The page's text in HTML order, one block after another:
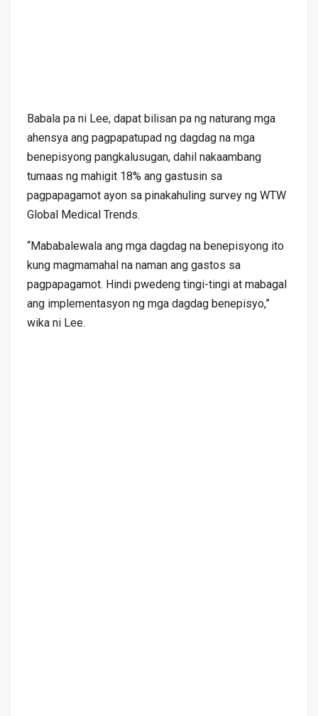
Babala pa ni Lee, dapat bilisan pa ng naturang mga
ahensya ang pagpapatupad ng dagdag na mga
benepisyong pangkalusugan, dahil nakaambang
tumaas ng mahigit 18% ang gastusin sa
pagpapagamot ayon sa pinakahuling survey ng WTW
Global Medical Trends.
“Mababalewala ang mga dagdag na benepisyong ito
kung magmamahal na naman ang gastos sa
pagpapagamot. Hindi pwedeng tingi-tingi at mabagal
ang implementasyon ng mga dagdag benepisyo,”
wika ni Lee.